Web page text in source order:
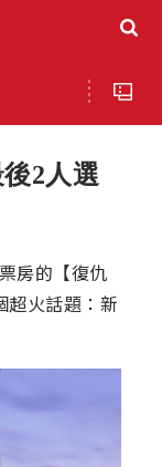
2人選
房的【復仇
超火話題：新